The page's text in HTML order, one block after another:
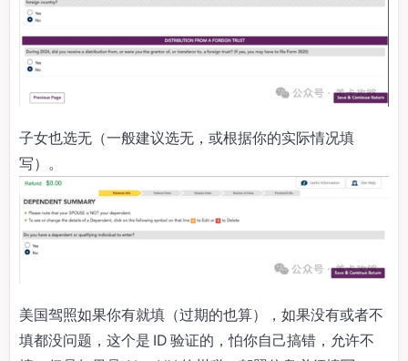
子女也选无（一般建议选无，或根据你的实际情况填
写）。
美国驾照如果你有就填（过期的也算），如果没有或者不
填都没问题，这个是 ID 验证的，怕你自己搞错，允许不